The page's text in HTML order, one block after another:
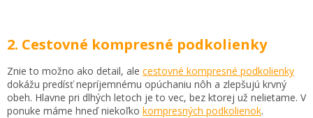
2. Cestovné kompresné podkolienky
Znie to možno ako detail, ale cestovné kompresné podkolienky
dokážu predísť nepríjemnému opúchaniu nôh a zlepšujú krvný
obeh. Hlavne pri dlhých letoch je to vec, bez ktorej už nelietame. V
ponuke máme hneď niekoľko kompresných podkolienok.